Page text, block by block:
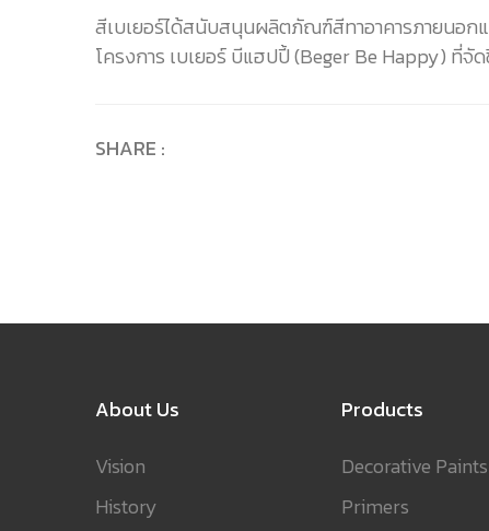
สีเบเยอร์ได้สนับสนุนผลิตภัณฑ์สีทาอาคารภายนอก
โครงการ เบเยอร์ บีแฮปปี้ (Beger Be Happy) ที่จั
SHARE :
About Us
Vision
History
Products
Decorative Paints
Primers